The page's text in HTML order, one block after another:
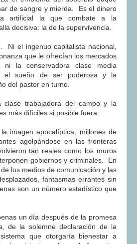
de sangre y mierda. Es el dinero
artificial la que combate a la
decisiva: la de la supervivencia.
Ni el ingenuo capitalista nacional,
que le ofrecían los mercados
ni la conservadora clase media
el sueño de ser poderosa y la
del pastor en turno.
trabajadora del campo y la
más difíciles si posible fuera.
imagen apocalíptica, millones de
agolpándose en las fronteras
tan reales como los muros
gobiernos y criminales. En
los medios de comunicación y las
fantasmas errantes sin
son un número estadístico que
un día después de la promesa
de la solemne declaración de la
que otorgaría bienestar a